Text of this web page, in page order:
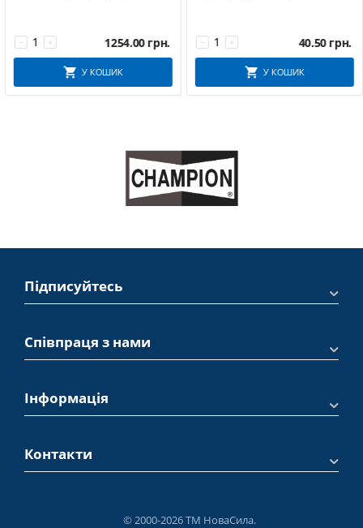
+
− 1254.00 грн.
У КОШИК
+
− 40.50 грн.
У КОШИК
Підписуйтесь
Співпраця з нами
Інформація
Контакти
© 2000-2026 ТМ НоваСила.